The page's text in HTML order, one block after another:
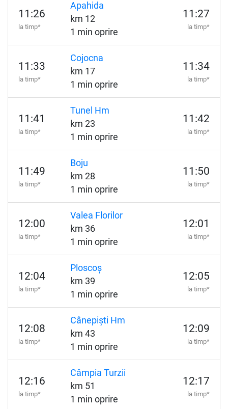
11:26
la timp*
Apahida
km 12
1 min oprire
11:27
la timp*
11:33
la timp*
Cojocna
km 17
1 min oprire
11:34
la timp*
11:41
la timp*
Tunel Hm
km 23
1 min oprire
11:42
la timp*
11:49
la timp*
Boju
km 28
1 min oprire
11:50
la timp*
12:00
la timp*
Valea Florilor
km 36
1 min oprire
12:01
la timp*
12:04
la timp*
Ploscoș
km 39
1 min oprire
12:05
la timp*
12:08
la timp*
Cânepiști Hm
km 43
1 min oprire
12:09
la timp*
12:16
la timp*
Câmpia Turzii
km 51
1 min oprire
12:17
la timp*